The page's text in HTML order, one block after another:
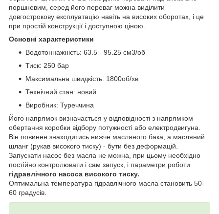
поршневим, серед його переваг можна виділити
довгострокову експлуатацію навіть на високих оборотах, і це
при простій конструкції і доступною ціною.
Основні характеристики
Водотоннажність: 63.5 - 95.25 см3/об
Тиск: 250 бар
Максимальна швидкість: 1800об/хв
Технічний стан: новий
Виробник: Туреччина
Його напрямок визначається у відповідності з напрямком
обертання коробки відбору потужності або електродвигуна.
Він повинен знаходитись нижче масляного бака, а масляний
шланг (рукав високого тиску) - бути без деформацій.
Запускати насос без масла не можна, при цьому необхідно
постійно контролювати і сам запуск, і параметри роботи
гідравлічного насоса високого тиску.
Оптимальна температура гідравлічного масла становить 50-
60 градусів.